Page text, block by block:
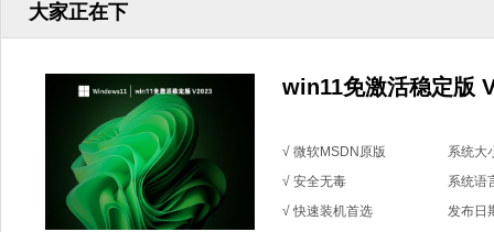
大家正在下
win11免激活稳定版
√ 微软MSDN原版
系统大
√ 安全无毒
系统语
√ 快速装机首选
发布日